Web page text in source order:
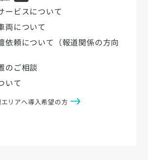
ービスについて
両について
依頼について（報道関係の方向
のご相談
いて
リアへ導入希望の方